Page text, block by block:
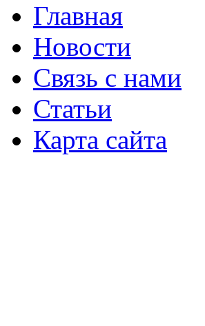
Главная
Новости
Связь с нами
Статьи
Карта сайта